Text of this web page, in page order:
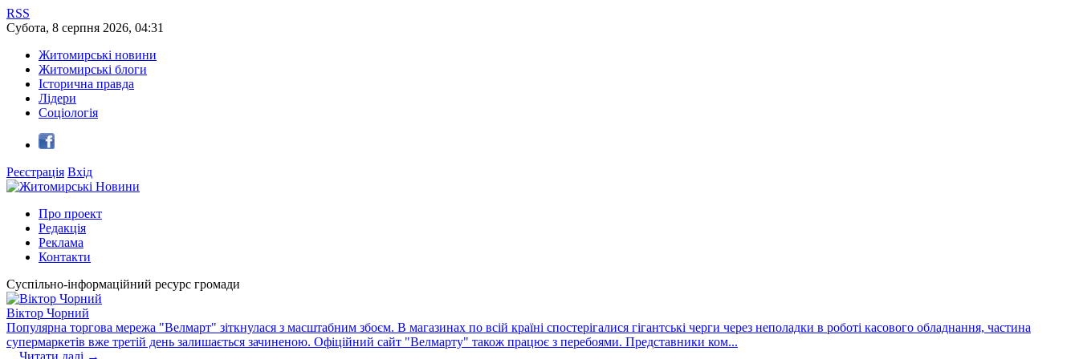
RSS
Субота, 8 серпня 2026, 04:31
Житомирські новини
Житомирські блоги
Історична правда
Лідери
Соціологія
Реєстрація Вхід
Про проект
Редакція
Реклама
Контакти
Суспільно-інформаційний ресурс громади
Віктор Чорний
Популярна торгова мережа "Велмарт" зіткнулася з масштабним збоєм. В магазинах по всій країні спостерігалися гігантські черги через неполадки в роботі касового обладнання, частина
супермаркетів вже третій день залишається зачиненою. Офіційний сайт "Велмарту" також працює з перебоями. Представники ком...
Читати далі →